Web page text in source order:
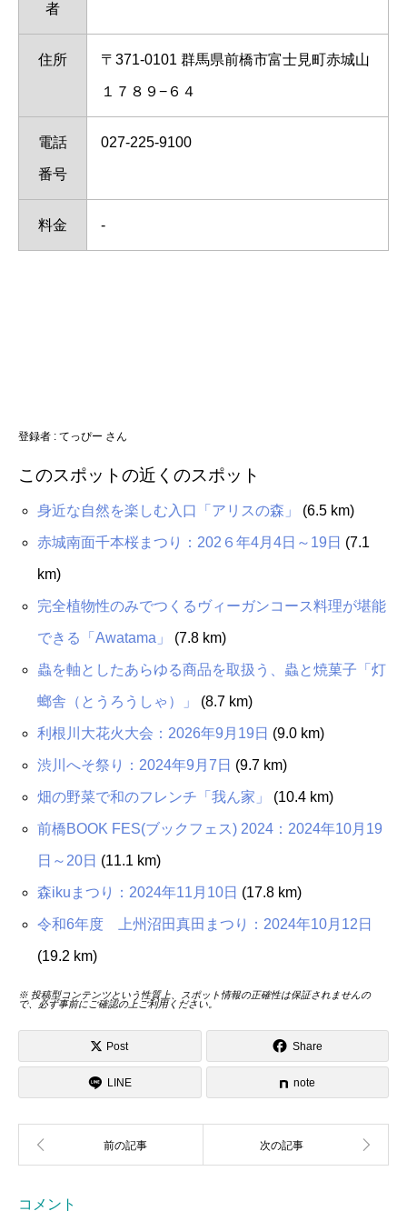
者
住所 〒371-0101 群馬県前橋市富士見町赤城山
１７８９−６４
電話
番号
027-225-9100
料金 -
登録者 : てっぴー さん
このスポットの近くのスポット
身近な自然を楽しむ入口「アリスの森」 (6.5 km)
赤城南面千本桜まつり：202６年4月4日～19日 (7.1
km)
完全植物性のみでつくるヴィーガンコース料理が堪能
できる「Awatama」 (7.8 km)
蟲を軸としたあらゆる商品を取扱う、蟲と焼菓子「灯
螂舎（とうろうしゃ）」 (8.7 km)
利根川大花火大会：2026年9月19日 (9.0 km)
渋川へそ祭り：2024年9月7日 (9.7 km)
畑の野菜で和のフレンチ「我ん家」 (10.4 km)
前橋BOOK FES(ブックフェス) 2024：2024年10月19
日～20日 (11.1 km)
森ikuまつり：2024年11月10日 (17.8 km)
令和6年度 上州沼田真田まつり：2024年10月12日
(19.2 km)
※ 投稿型コンテンツという性質上、スポット情報の正確性は保証されませんの
で、必ず事前にご確認の上ご利用ください。
Post Share
LINE note
コメント